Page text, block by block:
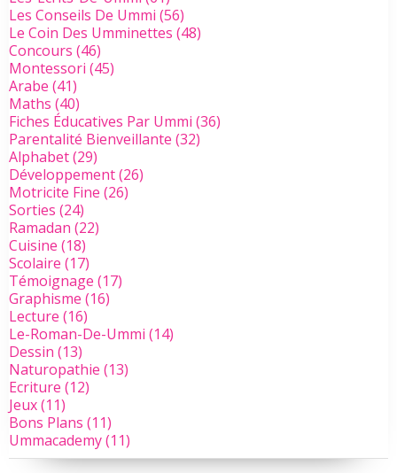
Les Conseils De Ummi (56)
Le Coin Des Umminettes (48)
Concours (46)
Montessori (45)
Arabe (41)
Maths (40)
Fiches Éducatives Par Ummi (36)
Parentalité Bienveillante (32)
Alphabet(29)
Développement(26)
Motricite Fine (26)
Sorties (24)
Ramadan (22)
Cuisine (18)
Scolaire (17)
Témoignage (17)
Graphisme (16)
Lecture (16)
Le-Roman-De-Ummi (14)
Dessin (13)
Naturopathie (13)
Ecriture (12)
Jeux(11)
Bons Plans (11)
Ummacademy(11)